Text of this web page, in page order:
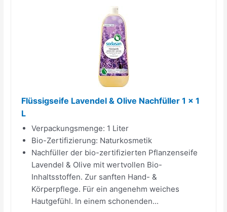
Flüssigseife Lavendel & Olive Nachfüller 1 x 1
L
Verpackungsmenge: 1 Liter
Bio-Zertifizierung: Naturkosmetik
Nachfüller der bio-zertifizierten Pflanzenseife
Lavendel & Olive mit wertvollen Bio-
Inhaltsstoffen. Zur sanften Hand- &
Körperpflege. Für ein angenehm weiches
Hautgefühl. In einem schonenden...